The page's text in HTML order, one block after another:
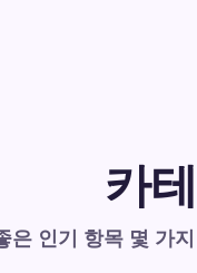
카
은 인기 항목 몇 가